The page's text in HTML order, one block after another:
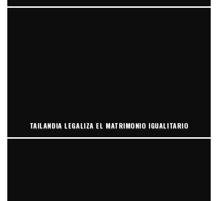
TAILANDIA LEGALIZA EL MATRIMONIO IGUALITARIO